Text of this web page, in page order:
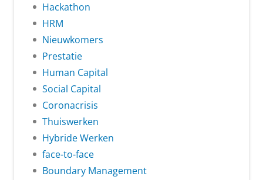
Hackathon
HRM
Nieuwkomers
Prestatie
Human Capital
Social Capital
Coronacrisis
Thuiswerken
Hybride Werken
face-to-face
Boundary Management